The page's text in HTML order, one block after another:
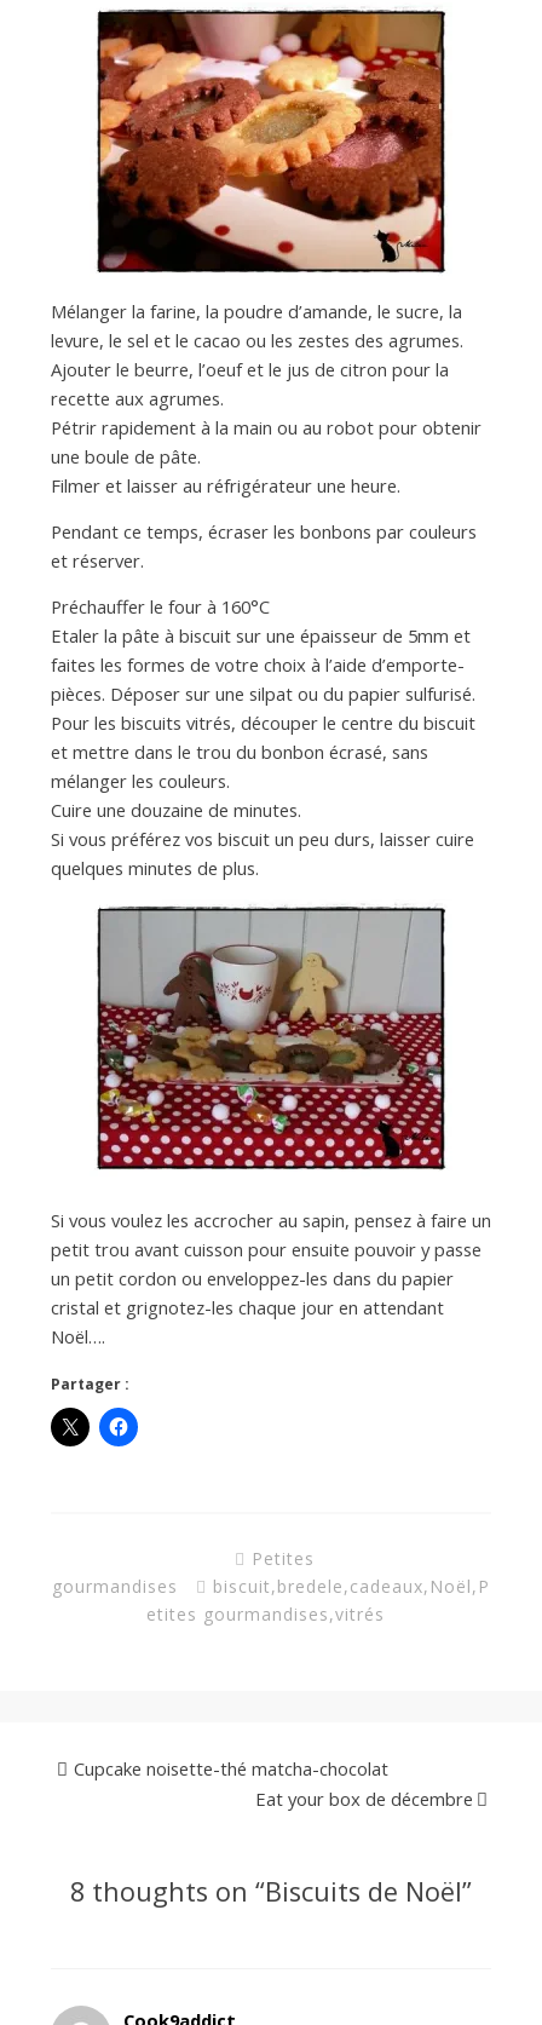
Mélanger la farine, la poudre d’amande, le sucre, la
levure, le sel et le cacao ou les zestes des agrumes.
Ajouter le beurre, l’oeuf et le jus de citron pour la
recette aux agrumes.
Pétrir rapidement à la main ou au robot pour obtenir
une boule de pâte.
Filmer et laisser au réfrigérateur une heure.
Pendant ce temps, écraser les bonbons par couleurs
et réserver.
Préchauffer le four à 160°C
Etaler la pâte à biscuit sur une épaisseur de 5mm et
faites les formes de votre choix à l’aide d’emporte-
pièces. Déposer sur une silpat ou du papier sulfurisé.
Pour les biscuits vitrés, découper le centre du biscuit
et mettre dans le trou du bonbon écrasé, sans
mélanger les couleurs.
Cuire une douzaine de minutes.
Si vous préférez vos biscuit un peu durs, laisser cuire
quelques minutes de plus.
Si vous voulez les accrocher au sapin, pensez à faire un
petit trou avant cuisson pour ensuite pouvoir y passe
un petit cordon ou enveloppez-les dans du papier
cristal et grignotez-les chaque jour en attendant
Noël….
Partager :
Petites
gourmandises
biscuit,bredele,cadeaux, Noël, P
etites gourmandises,vitrés
Cupcake noisette-thé matcha-chocolat
Eat your box de décembre
8 thoughts on “Biscuits de Noël”